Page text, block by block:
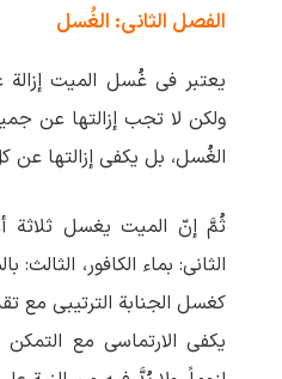
الفصل الثانی: الغُسل
یعتبر فی غُسل المیت
ولکن لا تجب إزالتها عن
الغُسل، بل یکفی إزالتها
ثُمَّ إنّ المیت یغسل ثلاثة
الثانی: بماء الکافور، الثالث:
کغسل الجنابة الترتیبی مع
یکفی الارتماسی مع